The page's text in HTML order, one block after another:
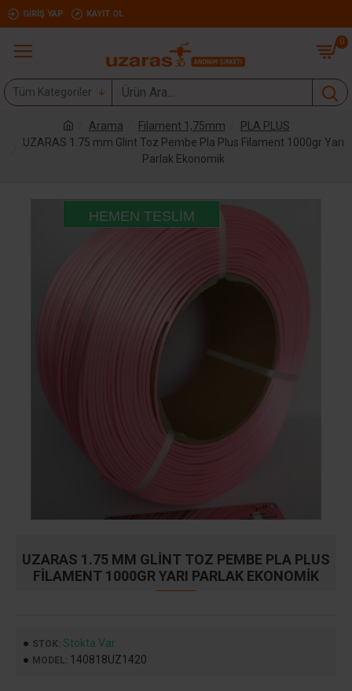
GIRIŞ YAP KAYIT OL
0
Tüm Kategoriler
Arama Filament 1,75mm
PLA PLUS
UZARAS 1.75 mm Glint Toz Pembe Pla Plus Filament 1000gr Yarı
Parlak Ekonomik
HEMEN TESLIM
UZARAS 1.75 MM GLINT TOZ PEMBE PLA PLUS
FILAMENT 1000GR YARI PARLAK EKONOMIK
STOK: Stokta Var
MODEL: 140818UZ1420